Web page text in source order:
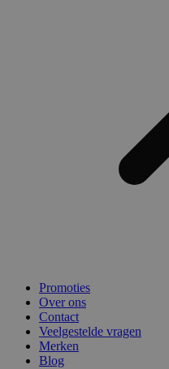
Promoties
Over ons
Contact
Veelgestelde vragen
Merken
Blog